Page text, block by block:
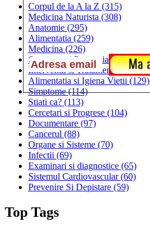
Corpul de la A la Z (315)
Medicina Naturista (308)
Anatomie (295)
Alimentatia (259)
Medicina (226)
Sanatatea si Preventia(170)
Interventii si Tratamente(167)
Alimentatia si Igiena Vietii (129)
Simptome(114)
Stiati ca? (113)
Cercetari si Progrese (104)
Documentare (97)
Cancerul (88)
Organe si Sisteme (70)
Infectii (69)
Examinari si diagnostice (65)
Sistemul Cardiovascular(60)
Prevenire Si Depistare (59)
Top Tags